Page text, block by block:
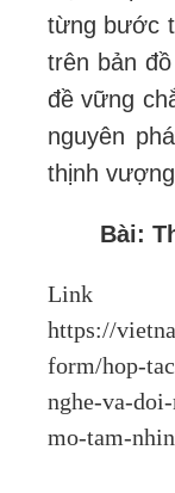
từng bước
trên bản
đề vững
nguyên
thịnh
Bài:
https://
form/hop-
nghe-va-
mo-tam-